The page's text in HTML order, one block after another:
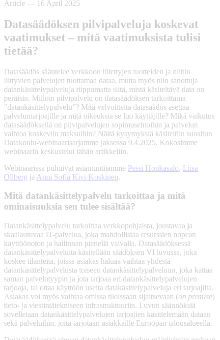
Article — 16 April 2025
Datasäädöksen pilvipalveluja koskevat
vaatimukset – mitä vaatimuksista tulisi
tietää?
Datasäädös sääntelee verkkoon liitettyjen tuotteiden ja niihin
liittyvien palvelujen tuottamaa dataa, mutta myös niin sanottuja
datankäsittelypalveluja riippumatta siitä, mistä käsiteltävä data on
peräisin. Milloin pilvipalvelu on datasäädöksen tarkoittama
”datankäsittelypalvelu”? Mitä velvoitteita datasäädös asettaa
palveluntarjoajille ja mitä oikeuksia se luo käyttäjille? Mikä vaikutus
datasäädöksellä on pilvipalvelujen sopimusehtoihin ja palvelun
vaihtoa koskeviin maksuihin? Näitä kysymyksiä käsiteltiin suositun
Datakoulu-webinaarisarjamme jaksossa 9.4.2025. Kokosimme
webinaarin keskustelut tähän artikkeliin.
Webinaarissa puhuivat asiantuntijamme Pessi Honkasalo, Liisa
Ollberg ja Anni Sofia Kivi-Koskinen.
Mitä datankäsittelypalvelu tarkoittaa ja mitä
ominaisuuksia sen tulee sisältää?
Datankäsittelypalvelu tarkoittaa verkkopohjaista, joustavaa ja
skaalautuvaa IT-palvelua, joka mahdollistaa resurssien nopean
käyttöönoton ja hallinnan pienellä vaivalla. Datasäädöksessä
datankäsittelypalveluita käsitellään säädöksen VI luvussa, joka
koskee tilanteita, joissa asiakas haluaa vaihtaa yhdestä
datankäsittelypalvelusta toiseen datankäsittelypalveluun, joka kattaa
saman palvelutyypin ja jota tarjoaa eri datankäsittelypalvelujen
tarjoaja, tai ottaa käyttöön useita datakäsittelypalveluja eri tarjoajilta.
Asiakas voi myös vaihtaa omissa tiloissaan sijaitsevaan (on premise)
tieto- ja viestintätekniseen infrastruktuuriin. Luvun säännöksiä
sovelletaan datankäsittelypalvelujen tarjoajien käsittelemään dataan
sekä palveluihin, joita tarjotaan asiakkaille Euroopan talousalueella.